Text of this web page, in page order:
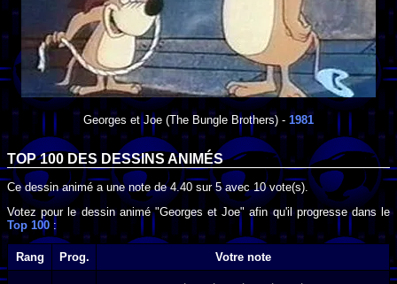
Georges et Joe (The Bungle Brothers) - 1981
TOP 100 DESDESSINS ANIMÉS
Ce dessin animé a une note de4.40 sur5avec10vote(s).
Votez pour le dessin animé "Georges et Joe" afin qu'il progresse dans le
Top 100 :
Rang Prog. Votre note